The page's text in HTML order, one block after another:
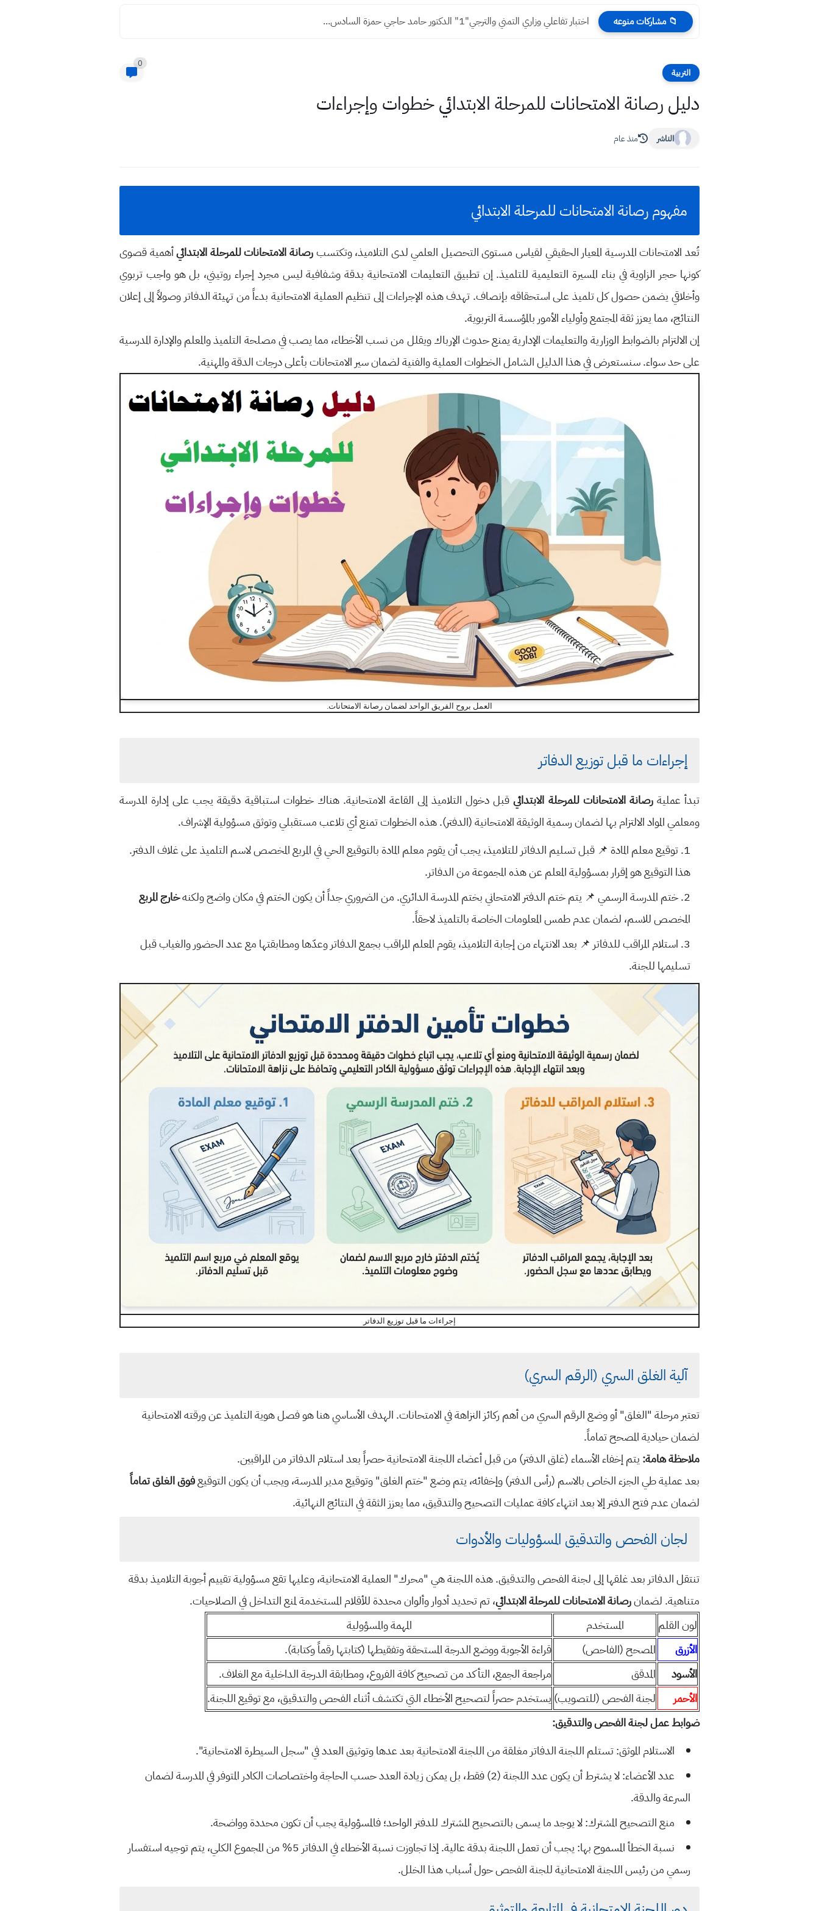
📁 مشاركات منوعه اختبار تفاعلي وزاري التمني والترجي"1" الدكتور حامد حاجي حمزة السادس...
التربية
0
دليل رصانة الامتحانات للمرحلة الابتدائي خطوات وإجراءات
الناشر منذ عام
مفهوم رصانة الامتحانات للمرحلة الابتدائي
تُعد الامتحانات المدرسية المعيار الحقيقي لقياس مستوى التحصيل العلمي لدى التلاميذ، وتكتسبرصانة الامتحانات للمرحلة الابتدائيأهمية قصوى
كونها حجر الزاوية في بناء المسيرة التعليمية للتلميذ. إن تطبيق التعليمات الامتحانية بدقة وشفافية ليس مجرد إجراء روتيني، بل هو واجب تربوي
وأخلاقي يضمن حصول كل تلميذ على استحقاقه بإنصاف. تهدف هذه الإجراءات إلى تنظيم العملية الامتحانية بدءاً من تهيئة الدفاتر وصولاً إلى إعلان
النتائج، مما يعزز ثقة المجتمع وأولياء الأمور بالمؤسسة التربوية.
إن الالتزام بالضوابط الوزارية والتعليمات الإدارية يمنع حدوث الإرباك ويقلل من نسب الأخطاء، مما يصب في مصلحة التلميذ والمعلم والإدارة المدرسية
على حد سواء. سنستعرض في هذا الدليل الشامل الخطوات العملية والفنية لضمان سير الامتحانات بأعلى درجات الدقة والمهنية.
العمل بروح الفريق الواحد لضمان رصانة الامتحانات.
إجراءات ما قبل توزيع الدفاتر
تبدأ عمليةرصانة الامتحانات للمرحلة الابتدائيقبل دخول التلاميذ إلى القاعة الامتحانية. هناك خطوات استباقية دقيقة يجب على إدارة المدرسة
ومعلمي المواد الالتزام بها لضمان رسمية الوثيقة الامتحانية (الدفتر). هذه الخطوات تمنع أي تلاعب مستقبلي وتوثق مسؤولية الإشراف.
توقيع معلم المادة 📌 قبل تسليم الدفاتر للتلاميذ، يجب أن يقوم معلم المادة بالتوقيع الحي في المربع المخصص لاسم التلميذ على غلاف الدفتر.
هذا التوقيع هو إقرار بمسؤولية المعلم عن هذه المجموعة من الدفاتر.
ختم المدرسة الرسمي 📌 يتم ختم الدفتر الامتحاني بختم المدرسة الدائري. من الضروري جداً أن يكون الختم في مكان واضح ولكنهخارج المربع
المخصص للاسم، لضمان عدم طمس المعلومات الخاصة بالتلميذ لاحقاً.
استلام المراقب للدفاتر 📌 بعد الانتهاء من إجابة التلاميذ، يقوم المعلم المراقب بجمع الدفاتر وعدّها ومطابقتها مع عدد الحضور والغياب قبل
تسليمها للجنة.
إجراءات ما قبل توزيع الدفاتر
آلية الغلق السري (الرقم السري)
تعتبر مرحلة "الغلق" أو وضع الرقم السري من أهم ركائز النزاهة في الامتحانات. الهدف الأساسي هنا هو فصل هوية التلميذ عن ورقته الامتحانية
لضمان حيادية المصحح تماماً.
ملاحظة هامة: يتم إخفاء الأسماء (غلق الدفتر) من قبل أعضاء اللجنة الامتحانية حصراً بعد استلام الدفاتر من المراقبين.
بعد عملية طي الجزء الخاص بالاسم (رأس الدفتر) وإخفائه، يتم وضع "ختم الغلق" وتوقيع مدير المدرسة، ويجب أن يكون التوقيعفوق الغلق تماماً
لضمان عدم فتح الدفتر إلا بعد انتهاء كافة عمليات التصحيح والتدقيق، مما يعزز الثقة في النتائج النهائية.
لجان الفحص والتدقيق المسؤوليات والأدوات
تنتقل الدفاتر بعد غلقها إلى لجنة الفحص والتدقيق. هذه اللجنة هي "محرك" العملية الامتحانية، وعليها تقع مسؤولية تقييم أجوبة التلاميذ بدقة
متناهية. لضمانرصانة الامتحانات للمرحلة الابتدائي، تم تحديد أدوار وألوان محددة للأقلام المستخدمة لمنع التداخل في الصلاحيات.
لون القلم
المستخدم
المهمة والمسؤولية
الأزرق
المصحح (الفاحص)
قراءة الأجوبة ووضع الدرجة المستحقة وتفقيطها (كتابتها رقماً وكتابة).
الأسود
المدقق
مراجعة الجمع، التأكد من تصحيح كافة الفروع، ومطابقة الدرجة الداخلية مع الغلاف.
الأحمر
لجنة الفحص (للتصويب) يستخدم حصراً لتصحيح الأخطاء التي تكتشف أثناء الفحص والتدقيق، مع توقيع اللجنة.
ضوابط عمل لجنة الفحص والتدقيق:
الاستلام الموثق:تستلم اللجنة الدفاتر مغلقة من اللجنة الامتحانية بعد عدها وتوثيق العدد في "سجل السيطرة الامتحانية".
عدد الأعضاء:
لا يشترط أن يكون عدد اللجنة (2) فقط، بل يمكن زيادة العدد حسب الحاجة واختصاصات الكادر المتوفر في المدرسة لضمان
السرعة والدقة.
منع التصحيح المشترك:لا يوجد ما يسمى بالتصحيح المشترك للدفتر الواحد؛ فالمسؤولية يجب أن تكون محددة وواضحة.
نسبة الخطأ المسموح بها:
يجب أن تعمل اللجنة بدقة عالية. إذا تجاوزت نسبة الأخطاء في الدفاتر 5% من المجموع الكلي، يتم توجيه استفسار
رسمي من رئيس اللجنة الامتحانية للجنة الفحص حول أسباب هذا الخلل.